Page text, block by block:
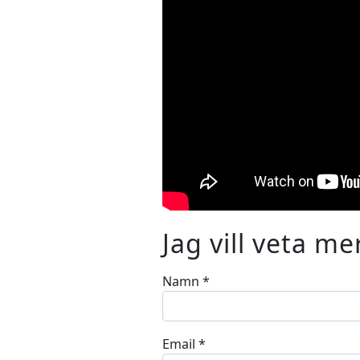
Jag vill veta
Namn *
Email *